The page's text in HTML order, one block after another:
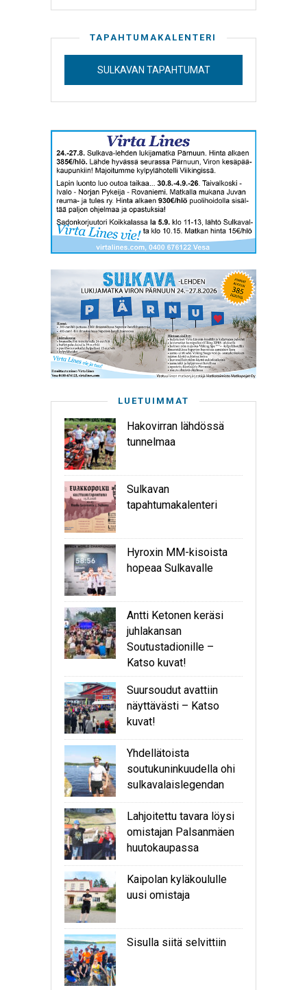
TAPAHTUMAKALENTERI
SULKAVAN TAPAHTUMAT
LUETUIMMAT
Hakovirran lähdössä
tunnelmaa
Sulkavan
tapahtumakalenteri
Hyroxin MM-kisoista
hopeaa Sulkavalle
Antti Ketonen keräsi
juhlakansan
Soutustadionille –
Katso kuvat!
Suursoudut avattiin
näyttävästi – Katso
kuvat!
Yhdellätoista
soutukuninkuudella ohi
sulkavalaislegendan
Lahjoitettu tavara löysi
omistajan Palsanmäen
huutokaupassa
Kaipolan kyläkoululle
uusi omistaja
Sisulla siitä selvittiin